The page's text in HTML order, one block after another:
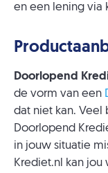
en een lening via
Doorlopend
de vorm van een
dat niet kan. Veel
Doorlopend
in jouw situatie
Krediet.nl kan jou